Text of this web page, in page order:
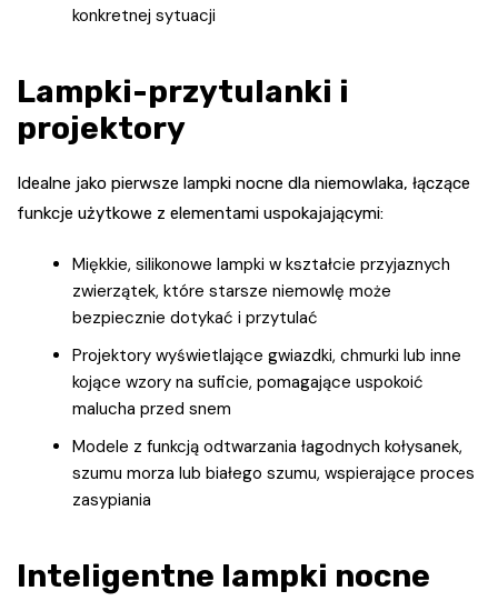
konkretnej sytuacji
Lampki-przytulanki i
projektory
Idealne jako pierwsze lampki nocne dla niemowlaka, łączące
funkcje użytkowe z elementami uspokajającymi:
Miękkie, silikonowe lampki w kształcie przyjaznych
zwierzątek, które starsze niemowlę może
bezpiecznie dotykać i przytulać
Projektory wyświetlające gwiazdki, chmurki lub inne
kojące wzory na suficie, pomagające uspokoić
malucha przed snem
Modele z funkcją odtwarzania łagodnych kołysanek,
szumu morza lub białego szumu, wspierające proces
zasypiania
Inteligentne lampki nocne